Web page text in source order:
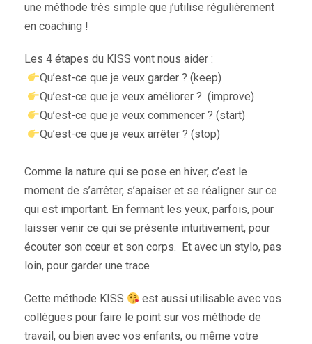
une méthode très simple que j’utilise régulièrement
en coaching !
Les 4 étapes du KISS vont nous aider :
Qu’est-ce que je veux garder ? (keep)
Qu’est-ce que je veux améliorer ? (improve)
Qu’est-ce que je veux commencer ? (start)
Qu’est-ce que je veux arrêter ? (stop)
Comme la nature qui se pose en hiver, c’est le
moment de s’arrêter, s’apaiser et se réaligner sur ce
qui est important. En fermant les yeux, parfois, pour
laisser venir ce qui se présente intuitivement, pour
écouter son cœur et son corps. Et avec un stylo, pas
loin, pour garder une trace
Cette méthode KISS
est aussi utilisable avec vos
collègues pour faire le point sur vos méthode de
travail, ou bien avec vos enfants, ou même votre